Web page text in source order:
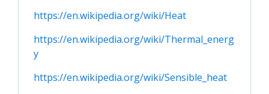
https://en.wikipedia.org/wiki/Heat
https://en.wikipedia.org/wiki/Thermal_energ
y
https://en.wikipedia.org/wiki/Sensible_heat